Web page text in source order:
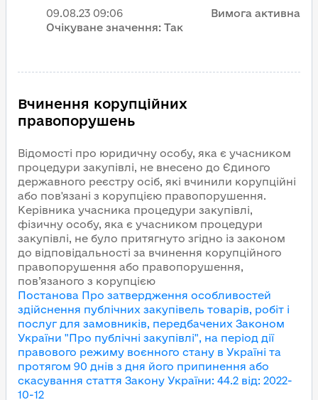
09.08.23 09:06
Вимога активна
Очікуване значення: Так
Вчинення корупційних
правопорушень
Відомості про юридичну особу, яка є учасником
процедури закупівлі, не внесено до Єдиного
державного реєстру осіб, які вчинили корупційні
або пов'язані з корупцією правопорушення.
Керівника учасника процедури закупівлі,
фізичну особу, яка є учасником процедури
закупівлі, не було притягнуто згідно із законом
до відповідальності за вчинення корупційного
правопорушення або правопорушення,
пов’язаного з корупцією
Постанова Про затвердження особливостей
здійснення публічних закупівель товарів, робіт і
послуг для замовників, передбачених Законом
України "Про публічні закупівлі", на період дії
правового режиму воєнного стану в Україні та
протягом 90 днів з дня його припинення або
скасування стаття Закону України: 44.2 від: 2022-
10-12